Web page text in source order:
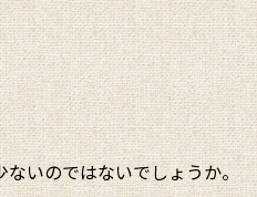
いのではないでしょうか。